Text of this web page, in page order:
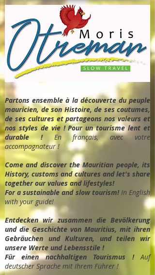
Partons ensemble à la découverte du peuple
mauricien, de son Histoire, de ses coutumes,
de ses cultures et partageons nos valeurs et
nos styles de vie ! Pour un tourisme lent et
durable !En français, avec votre
accompagnateur !
Come and discover the Mauritian people, its
History, customs and cultures and let's share
together our values and lifestyles!
For a sustainable and slow tourism! In English
with your guide!
Entdecken wir zusammen die Bevölkerung
und die Geschichte von Mauritius, mit ihren
Gebräuchen und Kulturen, und teilen wir
unsere Werte und Lebensstile !
Für einen nachhaltigen Tourismus !Auf
deutscher Sprache mit Ihrem Führer !